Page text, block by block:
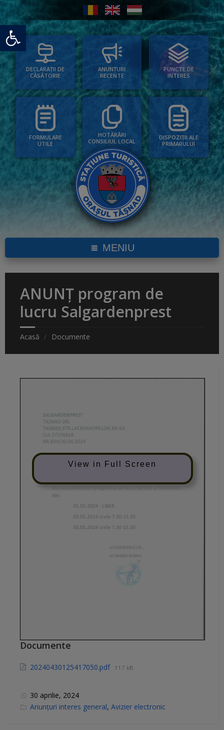
Deschide bara de unelte
DECLARAȚII DE
CĂSĂTORIE
ANUNȚURI
RECENTE
PUNCTE DE
INTERES
FORMULARE
UTILE
HOTĂRÂRI
CONSILIUL LOCAL
DISPOZIȚII ALE
PRIMARULUI
MENIU
ANUNȚ program de
lucru Salgardenprest
Acasă Documente
View in Full Screen
Documente
20240430125417050.pdf 117 kB
30 aprilie, 2024
C
Anunțuri interes general, Avizier electronic